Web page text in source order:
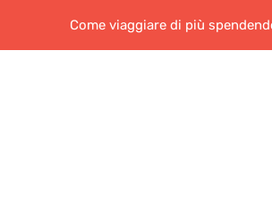
Come viaggiare di più